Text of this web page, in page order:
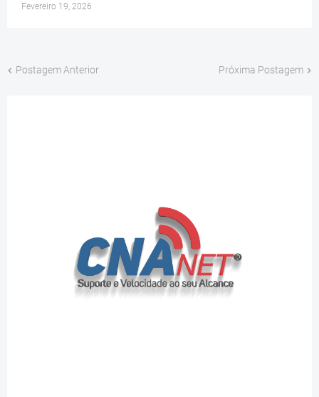
Fevereiro 19, 2026
Postagem Anterior Próxima Postagem